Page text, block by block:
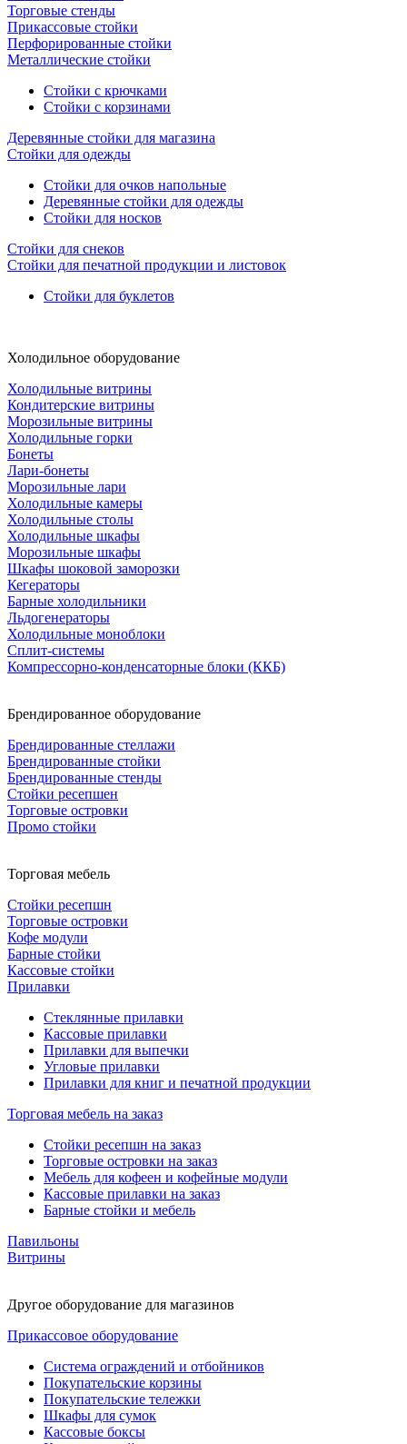
Торговые стенды
Прикассовые стойки
Перфорированные стойки
Металлические стойки
Стойки с крючками
Стойки с корзинами
Деревянные стойки для магазина
Стойки для одежды
Стойки для очков напольные
Деревянные стойки для одежды
Стойки для носков
Стойки для снеков
Стойки для печатной продукции и листовок
Стойки для буклетов
Холодильное оборудование
Холодильные витрины
Кондитерские витрины
Морозильные витрины
Холодильные горки
Бонеты
Лари-бонеты
Морозильные лари
Холодильные камеры
Холодильные столы
Холодильные шкафы
Морозильные шкафы
Шкафы шоковой заморозки
Кегераторы
Барные холодильники
Льдогенераторы
Холодильные моноблоки
Сплит-системы
Компрессорно-конденсаторные блоки (ККБ)
Брендированное оборудование
Брендированные стеллажи
Брендированные стойки
Брендированные стенды
Стойки ресепшен
Торговые островки
Промо стойки
Торговая мебель
Стойки ресепшн
Торговые островки
Кофе модули
Барные стойки
Кассовые стойки
Прилавки
Стеклянные прилавки
Кассовые прилавки
Прилавки для выпечки
Угловые прилавки
Прилавки для книг и печатной продукции
Торговая мебель на заказ
Стойки ресепшн на заказ
Торговые островки на заказ
Мебель для кофеен и кофейные модули
Кассовые прилавки на заказ
Барные стойки и мебель
Павильоны
Витрины
Другое оборудование для магазинов
Прикассовое оборудование
Система ограждений и отбойников
Покупательские корзины
Покупательские тележки
Шкафы для сумок
Кассовые боксы